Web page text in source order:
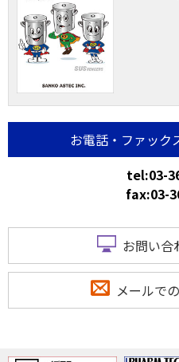
お電話・ファック
tel:03-
fax:03-
お問い合
メールで